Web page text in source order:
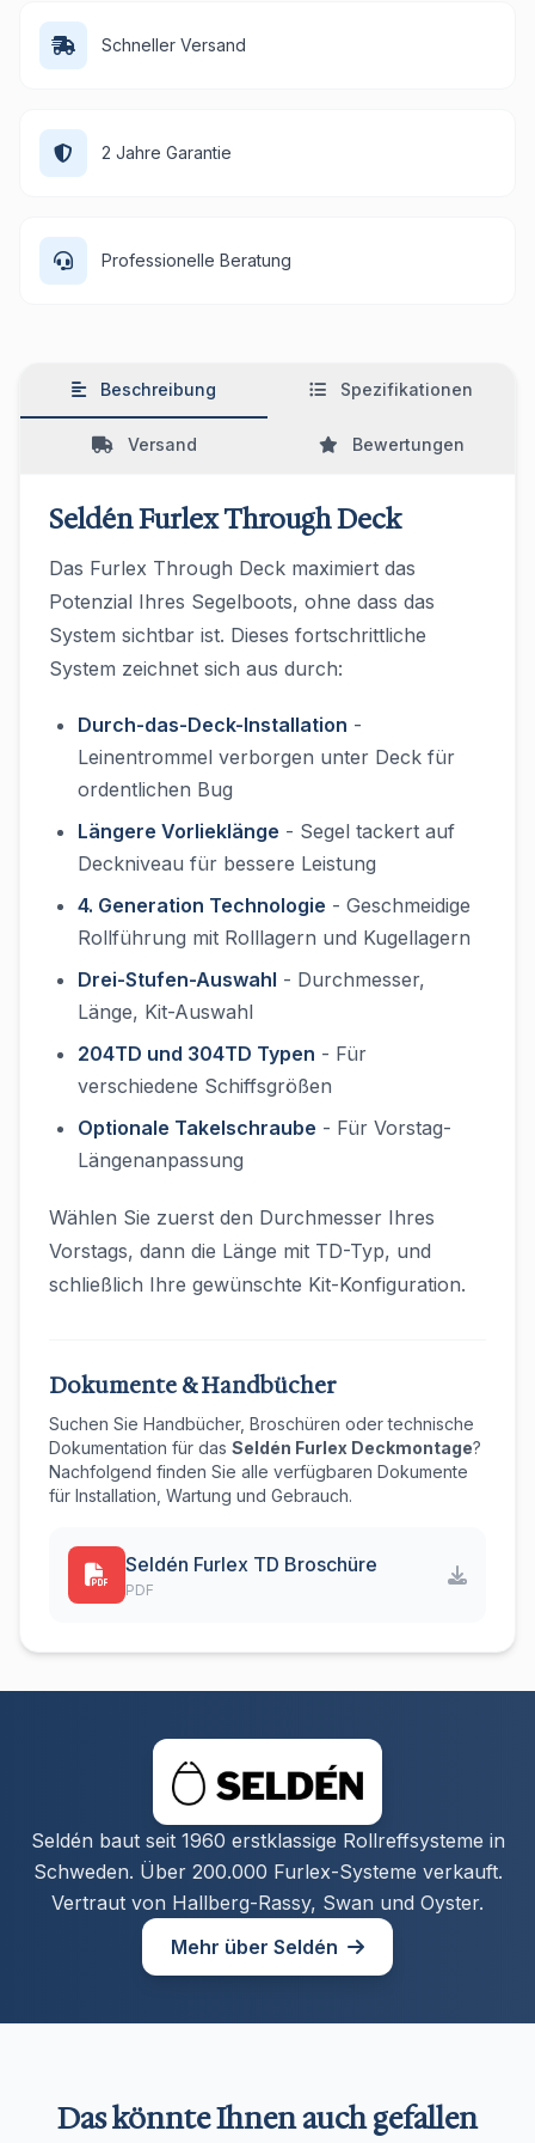
Schneller Versand
2 Jahre Garantie
Professionelle Beratung
Beschreibung Spezifikationen
Versand Bewertungen
Seldén Furlex Through Deck
Das Furlex Through Deck maximiert das
Potenzial Ihres Segelboots, ohne dass das
System sichtbar ist. Dieses fortschrittliche
System zeichnet sich aus durch:
Durch-das-Deck-Installation -
Leinentrommel verborgen unter Deck für
ordentlichen Bug
Längere Vorlieklänge - Segel tackert auf
Deckniveau für bessere Leistung
4. Generation Technologie - Geschmeidige
Rollführung mit Rolllagern und Kugellagern
Drei-Stufen-Auswahl - Durchmesser,
Länge, Kit-Auswahl
204TD und 304TD Typen - Für
verschiedene Schiffsgrößen
Optionale Takelschraube - Für Vorstag-
Längenanpassung
Wählen Sie zuerst den Durchmesser Ihres
Vorstags, dann die Länge mit TD-Typ, und
schließlich Ihre gewünschte Kit-Konfiguration.
Dokumente & Handbücher
Suchen Sie Handbücher, Broschüren oder technische
Dokumentation für das Seldén Furlex Deckmontage?
Nachfolgend finden Sie alle verfügbaren Dokumente
für Installation, Wartung und Gebrauch.
Seldén Furlex TD Broschüre
PDF
Seldén baut seit 1960 erstklassige Rollreffsysteme in
Schweden. Über 200.000 Furlex-Systeme verkauft.
Vertraut von Hallberg-Rassy, Swan und Oyster.
Mehr über Seldén
Das könnte Ihnen auch gefallen